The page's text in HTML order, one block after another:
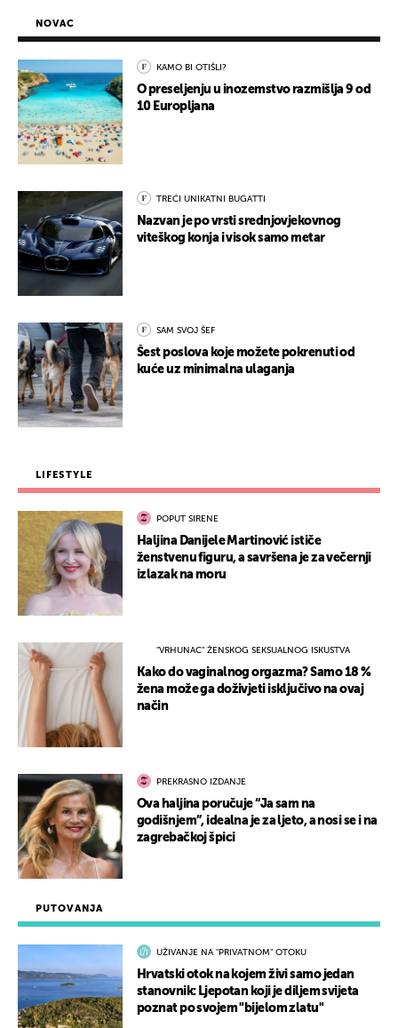
PUTOVANJA
UŽIVANJE NA "PRIVATNOM" OTOKU
Hrvatski otok na kojem živi samo jedan
stanovnik: Ljepotan koji je diljem svijeta
poznat po svojem "bijelom zlatu"
NOVAC
KAMO BI OTIŠLI?
O preseljenju u inozemstvo razmišlja 9 od
10 Europljana
TREĆI UNIKATNI BUGATTI
Nazvan je po vrsti srednjovjekovnog
viteškog konja i visok samo metar
SAM SVOJ ŠEF
Šest poslova koje možete pokrenuti od
kuće uz minimalna ulaganja
LIFESTYLE
POPUT SIRENE
Haljina Danijele Martinović ističe
ženstvenu figuru, a savršena je za večernji
izlazak na moru
"VRHUNAC" ŽENSKOG SEKSUALNOG ISKUSTVA
Kako do vaginalnog orgazma? Samo 18 %
žena može ga doživjeti isključivo na ovaj
način
PREKRASNO IZDANJE
Ova haljina poručuje “Ja sam na
godišnjem”, idealna je za ljeto, a nosi se i na
zagrebačkoj špici